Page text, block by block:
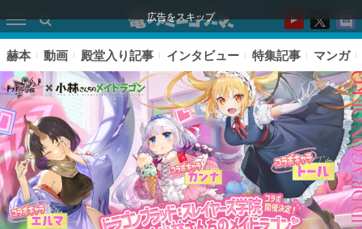
広告をスキップ
赫本 動画 殿堂入り記事 インタビュー 特集記事 マンガ